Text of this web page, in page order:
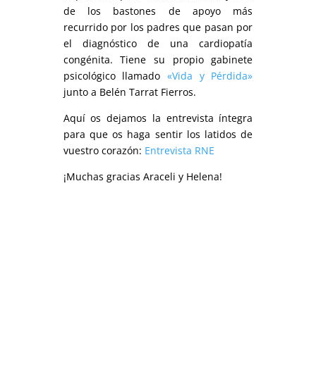
de los bastones de apoyo más
recurrido por los padres que pasan por
el diagnóstico de una cardiopatía
congénita. Tiene su propio gabinete
psicológico llamado «Vida y Pérdida»
junto a Belén Tarrat Fierros.
Aquí os dejamos la entrevista íntegra
para que os haga sentir los latidos de
vuestro corazón: Entrevista RNE
¡Muchas gracias Araceli y Helena!